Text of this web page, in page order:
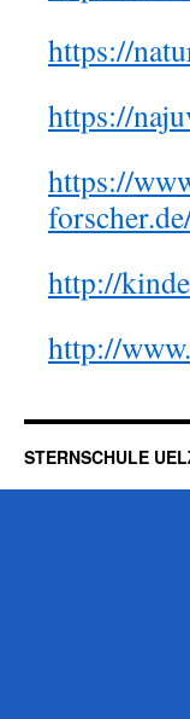
https://
https://
https://
http://
http://
STERNSCHULE